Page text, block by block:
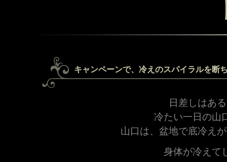
キャンペーンで、冷えのスパイラルを断
日差しはあ
冷たい一日の山
山口は、盆地で底冷え
身体が冷えて